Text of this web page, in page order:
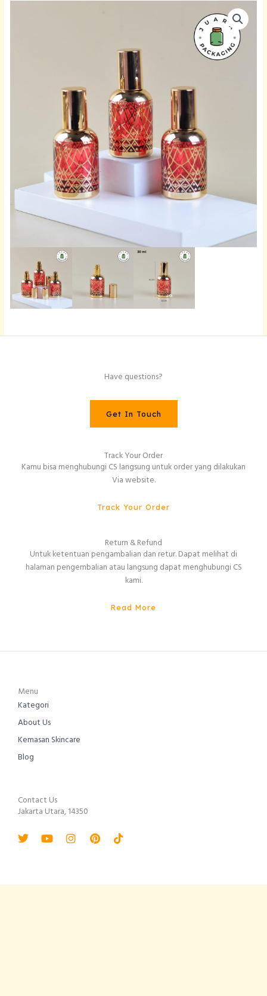
Have questions?
Get In Touch
Track Your Order
Kamu bisa menghubungi CS langsung untuk order yang dilakukan
Via website.
Track Your Order
Return & Refund
Untuk ketentuan pengambalian dan retur. Dapat melihat di
halaman pengembalian atau langsung dapat menghubungi CS
kami.
Read More
Menu
Kategori
About Us
Kemasan Skincare
Blog
Contact Us
Jakarta Utara, 14350
TwitterYoutubeInstagram
PinterestTiktok